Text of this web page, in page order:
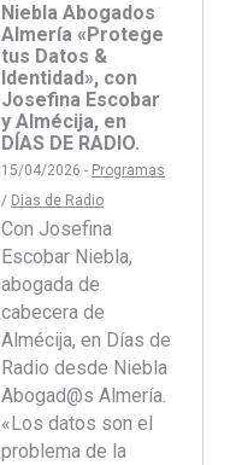
Niebla Abogados
Almería «Protege
tus Datos &
Identidad», con
Josefina Escobar
y Almécija, en
DÍAS DE RADIO.
15/04/2026 - Programas
/ Dias de Radio
Con Josefina
Escobar Niebla,
abogada de
cabecera de
Almécija, en Días de
Radio desde Niebla
Abogad@s Almería.
«Los datos son el
problema de la